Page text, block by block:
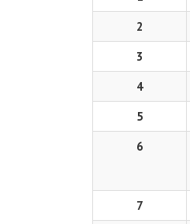
2
3
4
5
6
7